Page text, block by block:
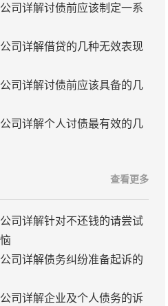
司详解讨债前应该制定一系
司详解借贷的几种无效表现
司详解讨债前应该具备的几
司详解个人讨债最有效的几
查看更多
司详解针对不还钱的请尝试
司详解债务纠纷准备起诉的
司详解企业及个人债务的诉